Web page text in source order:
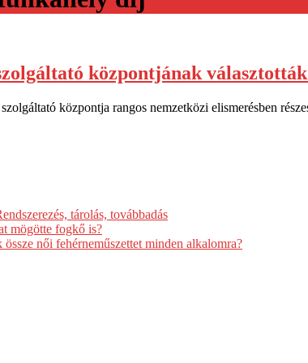
központjának
központja rangos nemzetközi elismerésben
tárolás, továbbadás
mögötte fogkő is?
női fehérneműszettet minden alkalomra?